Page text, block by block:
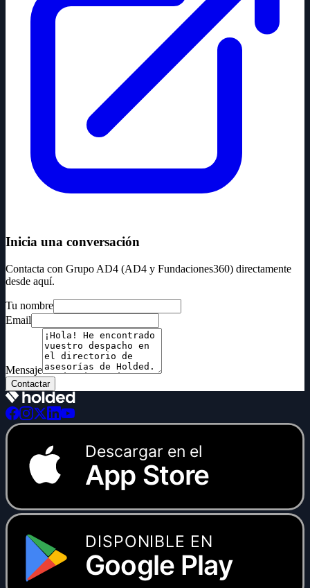
Inicia una conversación
Contacta con Grupo AD4 (AD4 y Fundaciones360) directamente
desde aquí.
Tu nombre
Email
Mensaje
Contactar
Descargar en el
App Store
DISPONIBLE EN
Google Play